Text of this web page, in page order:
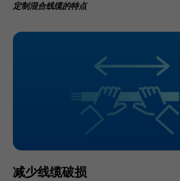
定制混合线缆的特点
减少线缆破损